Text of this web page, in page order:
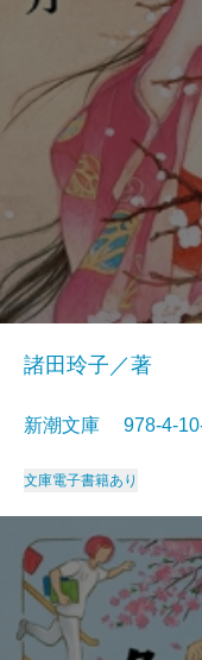
諸田玲子／著
新潮文庫 978-4-
文庫電子書籍あり